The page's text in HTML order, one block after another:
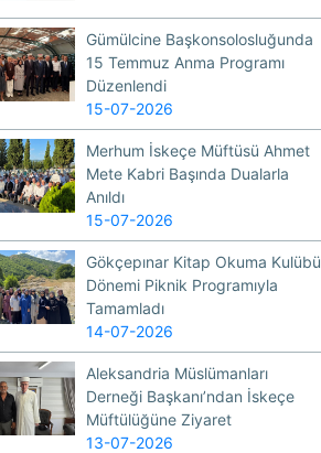
Gümülcine Başkonsolosluğunda
15 Temmuz Anma Programı
Düzenlendi
15-07-2026
Merhum İskeçe Müftüsü Ahmet
Mete Kabri Başında Dualarla
Anıldı
15-07-2026
Gökçepınar Kitap Okuma Kulübü
Dönemi Piknik Programıyla
Tamamladı
14-07-2026
Aleksandria Müslümanları
Derneği Başkanı’ndan İskeçe
Müftülüğüne Ziyaret
13-07-2026